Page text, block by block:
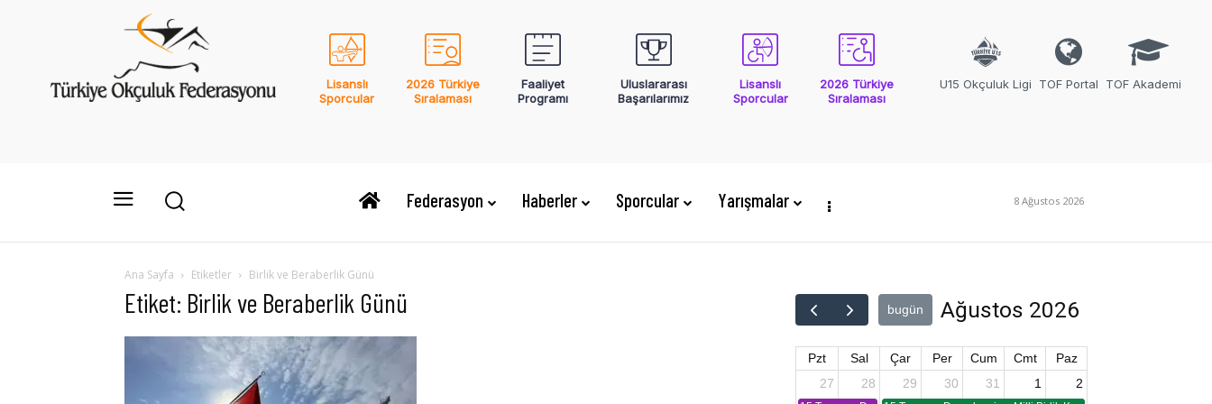
Lisanslı
Sporcular
2026 Türkiye
Sıralaması
Faaliyet
Programı
Uluslararası
Başarılarımız
Lisanslı
Sporcular
2026 Türkiye
Sıralaması
U15 Okçuluk Ligi TOF Portal TOF Akademi
Federasyon Haberler Sporcular Yarışmalar 8 Ağustos 2026
Ana Sayfa Etiketler Birlik ve Beraberlik Günü
Etiket: Birlik ve Beraberlik Günü bugün Ağustos 2026
Pzt Sal Çar Per Cum Cmt
Paz
27
28 29 30 31 1 2